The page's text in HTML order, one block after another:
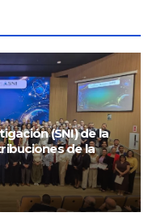
(SNI) de la
de la